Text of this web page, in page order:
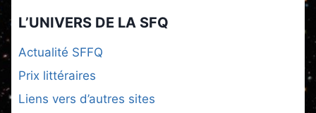
L’UNIVERS DE LA SFQ
Actualité SFFQ
Prix littéraires
Liens vers d’autres sites